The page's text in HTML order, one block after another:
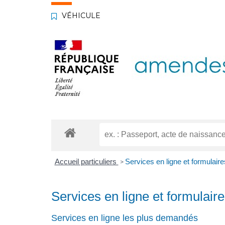
VÉHICULE
Accueil particuliers > Services en ligne et
Services en ligne et
Services en ligne les plus demandés